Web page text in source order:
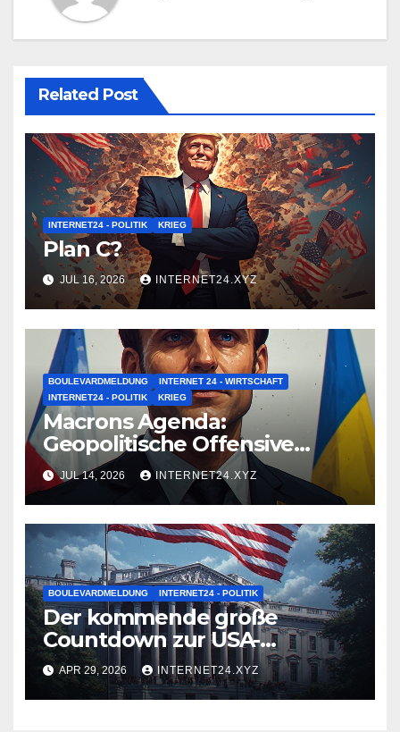
Related Post
INTERNET24 - POLITIK KRIEG
Plan C?
JUL 16, 2026 INTERNET24.XYZ
BOULEVARDMELDUNG
INTERNET 24 - WIRTSCHAFT
INTERNET24 - POLITIK
KRIEG
Macrons Agenda:
Geopolitische Offensive
inmitten der innenpolitischen
Lähmung
JUL 14, 2026 INTERNET24.XYZ
BOULEVARDMELDUNG INTERNET24 - POLITIK
Der kommende große
Countdown zur USA-
Machtfrage
APR 29, 2026 INTERNET24.XYZ